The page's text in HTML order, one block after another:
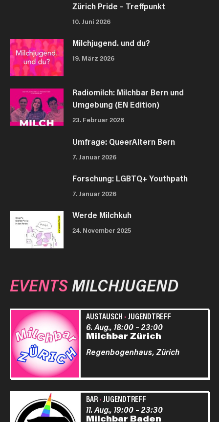
Zürich Pride – Treffpunkt
10. Juni 2026
Milchjugend. und du?
19. März 2026
Radiomilch: Milchbar Bern und
Umgebung (EN Edition)
23. Februar 2026
Umfrage: QueerAltern Bern
7. Januar 2026
Forschung: LGBTQ+ Youthpath
7. Januar 2026
Werde Milchkuh
24. November 2025
EVENTSMILCHJUGEND
AUSTAUSCH · JUGENDTREFF
Milchbar Zürich
6. Aug., 18:00–23:00
Regenbogenhaus, Zürich
BAR· JUGENDTREFF
Milchbar Baden
11. Aug., 19:00–23:30